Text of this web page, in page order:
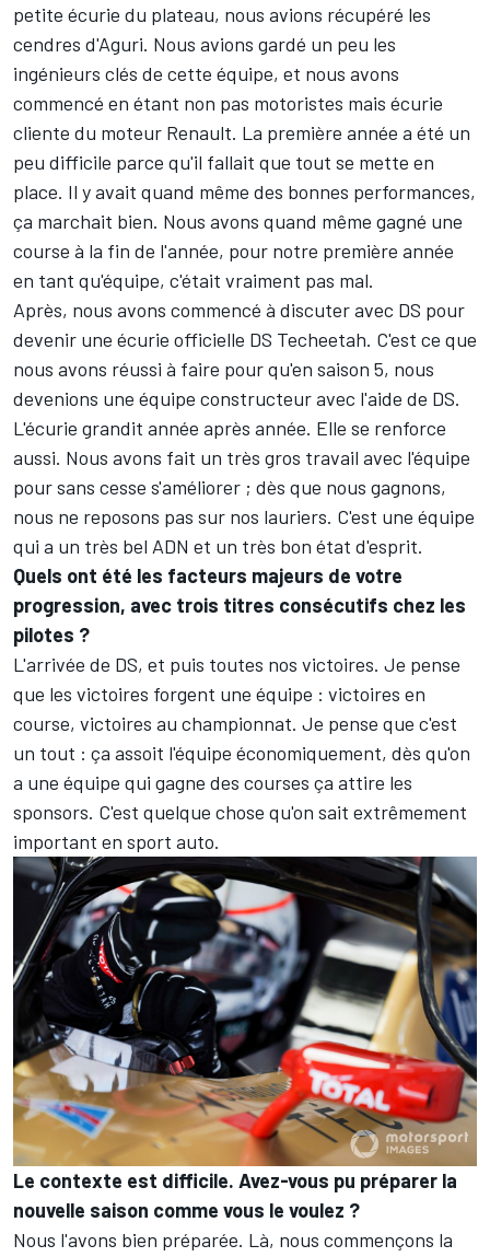
petite écurie du plateau, nous avions récupéré les
cendres d'Aguri. Nous avions gardé un peu les
ingénieurs clés de cette équipe, et nous avons
commencé en étant non pas motoristes mais écurie
cliente du moteur Renault. La première année a été un
peu difficile parce qu'il fallait que tout se mette en
place. Il y avait quand même des bonnes performances,
ça marchait bien. Nous avons quand même gagné une
course à la fin de l'année, pour notre première année
en tant qu'équipe, c'était vraiment pas mal.
Après, nous avons commencé à discuter avec DS pour
devenir une écurie officielle DS Techeetah. C'est ce que
nous avons réussi à faire pour qu'en saison 5, nous
devenions une équipe constructeur avec l'aide de DS.
L'écurie grandit année après année. Elle se renforce
aussi. Nous avons fait un très gros travail avec l'équipe
pour sans cesse s'améliorer ; dès que nous gagnons,
nous ne reposons pas sur nos lauriers. C'est une équipe
qui a un très bel ADN et un très bon état d'esprit.
Quels ont été les facteurs majeurs de votre
progression, avec trois titres consécutifs chez les
pilotes ?
L'arrivée de DS, et puis toutes nos victoires. Je pense
que les victoires forgent une équipe : victoires en
course, victoires au championnat. Je pense que c'est
un tout : ça assoit l'équipe économiquement, dès qu'on
a une équipe qui gagne des courses ça attire les
sponsors. C'est quelque chose qu'on sait extrêmement
important en sport auto.
Le contexte est difficile. Avez-vous pu préparer la
nouvelle saison comme vous le voulez ?
Nous l'avons bien préparée. Là, nous commençons la